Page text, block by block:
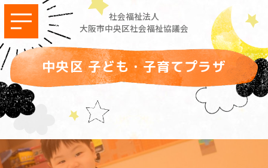
社会福祉法人
大阪市中央区社会福祉協議会
中央区 子ども・子育てプラザ